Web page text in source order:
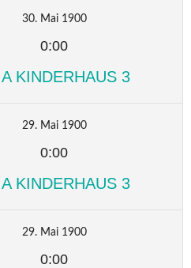
30. Mai 1900
0:00
KINDERHAUS 3
29. Mai 1900
0:00
KINDERHAUS 3
29. Mai 1900
0:00